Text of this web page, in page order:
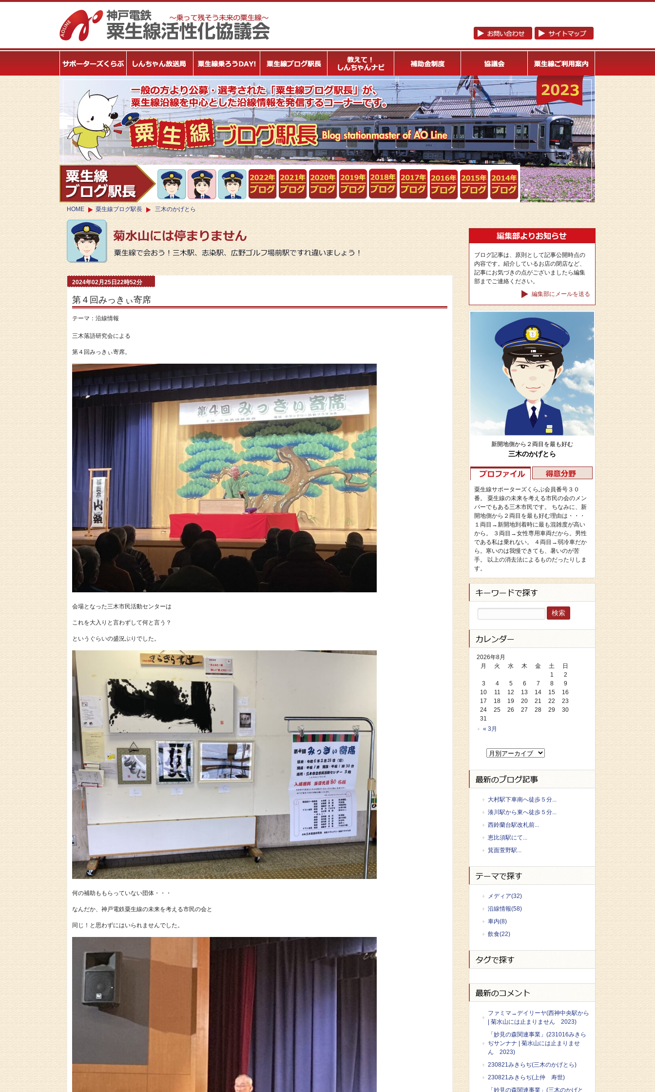
HOME 粟生線ブログ駅長 三木のかげとら
2024年02月25日22時52分
第４回みっきぃ寄席
テーマ： 沿線情報
三木落語研究会による
第４回みっきぃ寄席。
会場となった三木市民活動センターは
これを大入りと言わずして何と言う？
というぐらいの盛況ぶりでした。
何の補助ももらっていない団体・・・
なんだか、神戸電鉄粟生線の未来を考える市民の会と
同じ！と思わずにはいられませんでした。
ブログ記事は、原則として記事公開時点の
内容です。紹介しているお店の閉店など、
記事にお気づきの点がございましたら編集
部までご連絡ください。
編集部にメールを送る
新開地側から２両目を最も好む
三木のかげとら
粟生線サポーターズくらぶ会員番号３０
番。 粟生線の未来を考える市民の会のメン
バーでもある三木市民です。 ちなみに、新
開地側から２両目を最も好む理由は・・・
１両目→新開地到着時に最も混雑度が高い
から。 ３両目→女性専用車両だから。男性
である私は乗れない。 ４両目→弱冷車だか
ら。寒いのは我慢できても、暑いのが苦
手。 以上の消去法によるものだったりしま
す。
検
索:
2026年8月
月
火 水 木 金 土
日
1
2
3
4 5 6 7 8
9
10
11 12 13 14 15
16
17
18 19 20 21 22
23
24
25 26 27 28 29
30
31
« 3月
大村駅下車南へ徒歩５分...
湊川駅から東へ徒歩５分...
西鈴蘭台駅改札前...
恵比須駅にて...
箕面萱野駅...
メディア(32)
沿線情報(58)
車内(8)
飲食(22)
ファミマ→デイリーヤ(西神中央駅から
| 菊水山には止まりません 2023)
「妙見の森関連事業」(231016みきら
ぢサンナナ | 菊水山には止まりませ
ん 2023)
230821みきらぢ(三木のかげとら)
230821みきらぢ(上仲 寿世)
「妙見の森関連事業」(三木のかげと